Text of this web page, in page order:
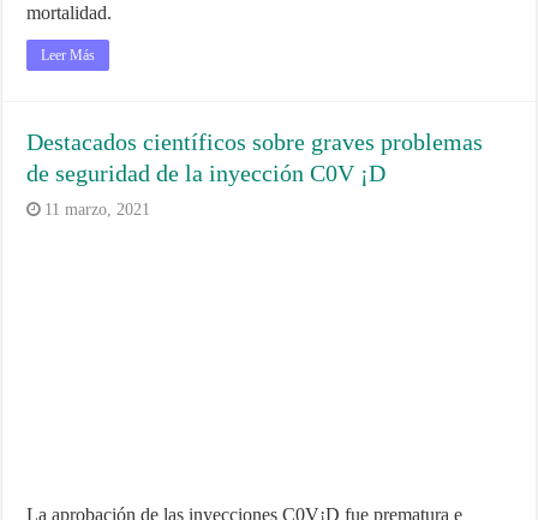
mortalidad.
Leer Más
Destacados científicos sobre graves problemas
de seguridad de la inyección C0V ¡D
11 marzo, 2021
La aprobación de las inyecciones C0V¡D fue prematura e